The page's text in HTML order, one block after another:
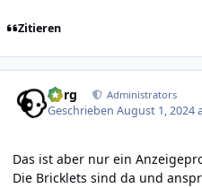
Zitieren
borg Administrators
GeschriebenAugust 1, 2024
Das ist aber nur ein
Die Bricklets sind da und